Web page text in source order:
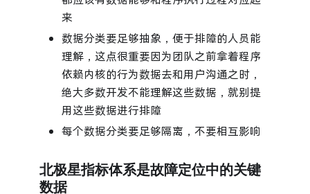
来
数据分类要足够抽象，便于排障的人员能
理解，这点很重要因为团队之前拿着程序
依赖内核的行为数据去和用户沟通之时，
绝大多数开发不能理解这些数据，就别提
用这些数据进行排障
每个数据分类要足够隔离，不要相互影响
北极星指标体系是故障定位中的关键
数据